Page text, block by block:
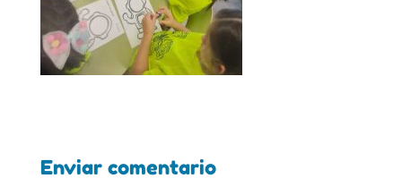
Enviar comentario